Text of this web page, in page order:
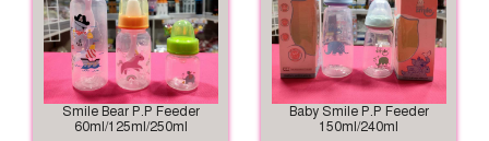
Smile Bear P.P Feeder
60ml/125ml/250ml
Baby Smile P.P Feeder
150ml/240ml